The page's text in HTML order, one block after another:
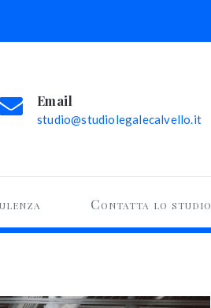
Email
studio@studiolegalecalvello.it
Contatta lo studio